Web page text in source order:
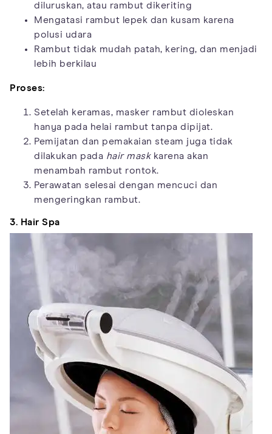
diluruskan, atau rambut dikeriting
Mengatasi rambut lepek dan kusam karena
polusi udara
Rambut tidak mudah patah, kering, dan menjadi
lebih berkilau
Proses:
Setelah keramas, masker rambut dioleskan
hanya pada helai rambut tanpa dipijat.
Pemijatan dan pemakaian steam juga tidak
dilakukan pada hair maskkarena akan
menambah rambut rontok.
Perawatan selesai dengan mencuci dan
mengeringkan rambut.
3. Hair Spa